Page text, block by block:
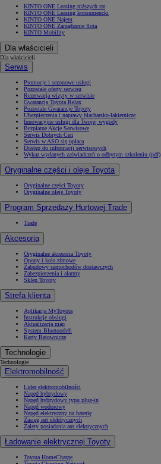
KINTO ONE Leasing niższych rat
KINTO ONE Leasing konsumencki
KINTO ONE Najem
KINTO ONE Zarządzanie flotą
KINTO Mobility
Dla właścicieli
Dla właścicieli
Serwis
Promocje i sezonowe usługi
Pozostałe oferty serwisu
Rezerwacja wizyty w serwisie
Gwarancja Toyota Relax
Pozostałe Gwarancje Toyoty
Ubezpieczenia i naprawy blacharsko-lakiernicze
Innowacyjne usługi dla Twojej wygody
Bezpłatne Akcje Serwisowe
Serwis Dobrych Cen
Serwis w ASO się opłaca
Dostęp do informacji serwisowych
Wykaz wydanych zaświadczeń o odbytym szkoleniu (pdf)
Oryginalne części i oleje Toyota
Oryginalne części Toyoty
Oryginalne oleje Toyoty
Program Sprzedaży Hurtowej Trade
Trade
Akcesoria
Oryginalne akcesoria Toyoty
Opony i koła zimowe
Zabudowy samochodów dostawczych
Zabezpieczenia i alarmy
Sklep Toyoty
Strefa klienta
Aplikacja MyToyota
Instrukcje obsługi
Aktualizacja map
System Bluetooth®
Karty Ratownicze
Technologie
Technologie
Elektromobilność
Lider elektromobilności
Napęd hybrydowy
Napęd hybrydowy typu plug-in
Napęd wodorowy
Napęd elektryczny na baterię
Zasięg aut elektrycznych
Zalety posiadania aut elektrycznych
Ładowanie elektrycznej Toyoty
Toyota HomeCharge